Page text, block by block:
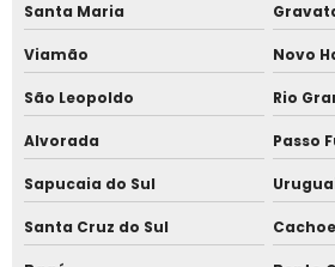
Software de ponto online
Software de ponto web
Software para catraca de academia
Santa Maria
Viamão Novo
São Leopoldo Rio
Alvorada Passo
Sapucaia do Sul
Santa Cruz do Sul